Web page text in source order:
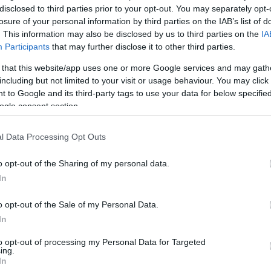
to third parties prior to your opt-out. You may separately
of your personal information by third parties on the IAB’s list of
This information may also be disclosed by us to third parties on the
Participants that may further disclose it to other third parties.
that this website/app uses one or more Google services and may
but not limited to your visit or usage behaviour. You may
to Google and its third-party tags to use your data for below
consent section.
Data Processing Opt Outs
opt-out of the Sharing of my personal data.
opt-out of the Sale of my Personal Data.
opt-out of processing my Personal Data for Targeted
hadseregként járta a hadak útját Szentendrén. A 2013-as
a következő évben a Hiphop.hu-n a legnépszerűbb
évben a Ki Mit Tube?-versenyen a legkedveltebb hiphop-
azonban már kiadójával való együttműködésben zenekarrá
öttagú formációként ad koncerteket és készíti debütáló LP-